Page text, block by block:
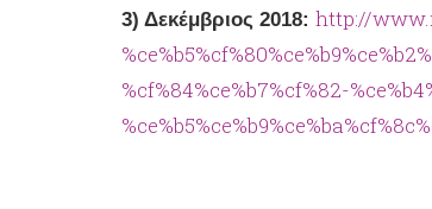
3) Δεκέμβριος 2018: http://
%cf%84%ce%b7%cf%82-